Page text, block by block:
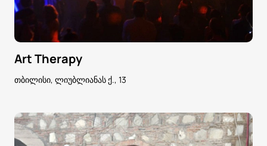
Art Therapy
თბილისი, ლიუბლიანას ქ., 13